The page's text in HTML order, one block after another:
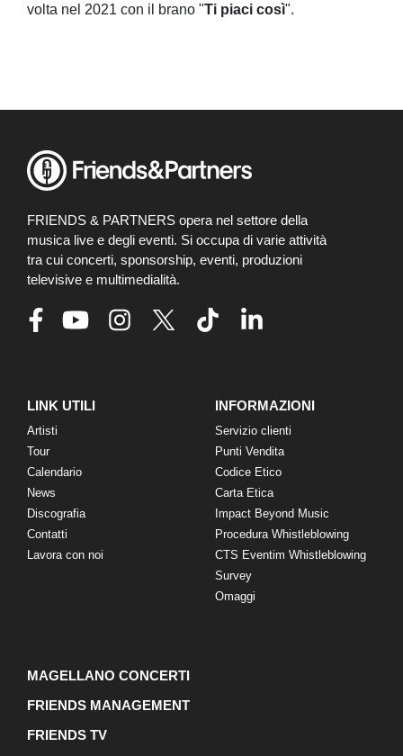
volta nel 2021 con il brano "Ti piaci così".
FRIENDS & PARTNERS opera nel settore della
musica live e degli eventi. Si occupa di varie attività
tra cui concerti, sponsorship, eventi, produzioni
televisive e multimedialità.
LINK UTILI
Artisti
Tour
Calendario
News
Discografia
Contatti
Lavora con noi
INFORMAZIONI
Servizio clienti
Punti Vendita
Codice Etico
Carta Etica
Impact Beyond Music
Procedura Whistleblowing
CTS Eventim Whistleblowing
Survey
Omaggi
MAGELLANO CONCERTI
FRIENDS MANAGEMENT
FRIENDS TV